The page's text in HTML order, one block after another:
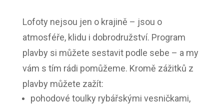
Lofoty nejsou jen o krajině – jsou o
atmosféře, klidu i dobrodružství. Program
plavby si můžete sestavit podle sebe – a my
vám s tím rádi pomůžeme. Kromě zážitků z
plavby můžete zažít:
pohodové toulky rybářskými vesničkami,